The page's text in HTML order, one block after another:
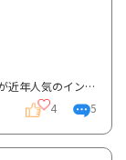
クローン病の食事には、推奨されてる油がありますが近年人気のインドのバター ギー についてまだまだ情...
4 5